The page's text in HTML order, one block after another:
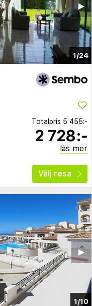
1/24
▶︎
Totalpris 5 455:-
2 728:-
läs mer
Välj resa
1/10
▶︎